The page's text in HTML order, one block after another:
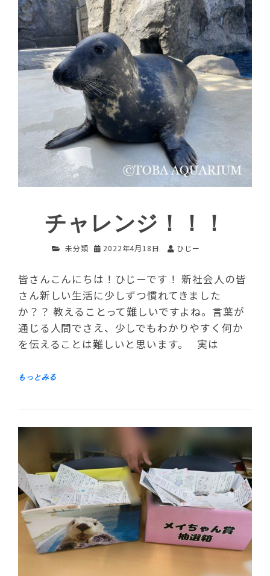
チャレンジ！！！
未分類 2022年4月18日 ひじー
皆さんこんにちは！ひじーです！ 新社会人の皆
さん新しい生活に少しずつ慣れてきました
か？？ 教えることって難しいですよね。言葉が
通じる人間でさえ、少しでもわかりやすく何か
を伝えることは難しいと思います。 実は